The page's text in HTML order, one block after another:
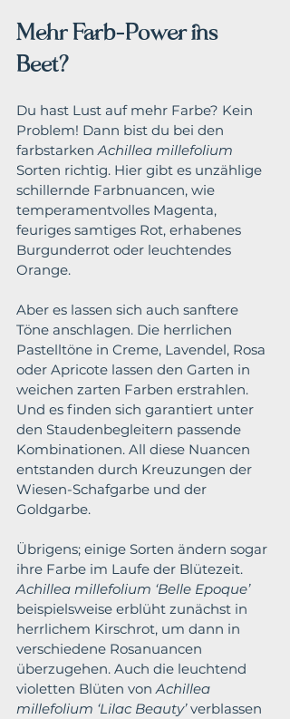
Mehr Farb-Power ins
Beet?
Du hast Lust auf mehr Farbe? Kein
Problem! Dann bist du bei den
farbstarken Achillea millefolium
Sorten richtig. Hier gibt es unzählige
schillernde Farbnuancen, wie
temperamentvolles Magenta,
feuriges samtiges Rot, erhabenes
Burgunderrot oder leuchtendes
Orange.
Aber es lassen sich auch sanftere
Töne anschlagen. Die herrlichen
Pastelltöne in Creme, Lavendel, Rosa
oder Apricote lassen den Garten in
weichen zarten Farben erstrahlen.
Und es finden sich garantiert unter
den Staudenbegleitern passende
Kombinationen. All diese Nuancen
entstanden durch Kreuzungen der
Wiesen-Schafgarbe und der
Goldgarbe.
Übrigens; einige Sorten ändern sogar
ihre Farbe im Laufe der Blütezeit.
Achillea millefolium ‘Belle Epoque’
beispielsweise erblüht zunächst in
herrlichem Kirschrot, um dann in
verschiedene Rosanuancen
überzugehen. Auch die leuchtend
violetten Blüten von Achillea
millefolium ‘Lilac Beauty’ verblassen